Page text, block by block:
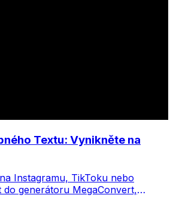
Textu: Vynikněte na
Instagramu, TikToku nebo
do generátoru MegaConvert,